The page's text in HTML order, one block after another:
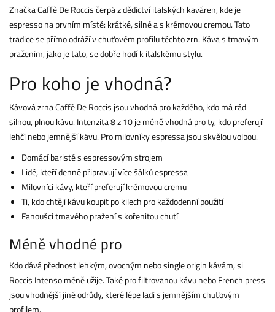
Značka Caffè De Roccis čerpá z dědictví italských kaváren, kde je
espresso na prvním místě: krátké, silné a s krémovou cremou. Tato
tradice se přímo odráží v chuťovém profilu těchto zrn. Káva s tmavým
pražením, jako je tato, se dobře hodí k italskému stylu.
Pro koho je vhodná?
Kávová zrna Caffè De Roccis jsou vhodná pro každého, kdo má rád
silnou, plnou kávu. Intenzita 8 z 10 je méně vhodná pro ty, kdo preferují
lehčí nebo jemnější kávu. Pro milovníky espressa jsou skvělou volbou.
Domácí baristé s espressovým strojem
Lidé, kteří denně připravují více šálků espressa
Milovníci kávy, kteří preferují krémovou cremu
Ti, kdo chtějí kávu koupit po kilech pro každodenní použití
Fanoušci tmavého pražení s kořenitou chutí
Méně vhodné pro
Kdo dává přednost lehkým, ovocným nebo single origin kávám, si
Roccis Intenso méně užije. Také pro filtrovanou kávu nebo French press
jsou vhodnější jiné odrůdy, které lépe ladí s jemnějším chuťovým
profilem.